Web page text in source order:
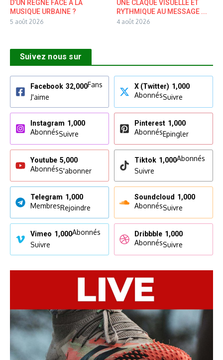
D’UN REGNE FACE A LA
MUSIQUE URBAINE ?
5 août 2026
UNE CLAQUE VISUELLE ET
RYTHMIQUE AU MESSAGE ...
4 août 2026
Suivez nous sur
Facebook 32,000Fans
J'aime
X (Twitter) 1,000
AbonnésSuivre
Instagram 1,000
AbonnésSuivre
Pinterest 1,000
AbonnésEpingler
Youtube 5,000
AbonnésS'abonner
Tiktok 1,000Abonnés
Suivre
Telegram 1,000
MembresRejoindre
Soundcloud 1,000
AbonnésSuivre
Vimeo 1,000Abonnés
Suivre
Dribbble 1,000
AbonnésSuivre